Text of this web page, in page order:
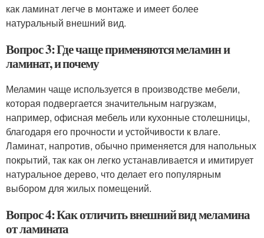
как ламинат легче в монтаже и имеет более
натуральный внешний вид.
Вопрос 3: Где чаще применяются меламин и
ламинат, и почему
Меламин чаще используется в производстве мебели,
которая подвергается значительным нагрузкам,
например, офисная мебель или кухонные столешницы,
благодаря его прочности и устойчивости к влаге.
Ламинат, напротив, обычно применяется для напольных
покрытий, так как он легко устанавливается и имитирует
натуральное дерево, что делает его популярным
выбором для жилых помещений.
Вопрос 4: Как отличить внешний вид меламина
от ламината